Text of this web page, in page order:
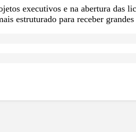
executivos e na abertura das
estruturado para receber grandes